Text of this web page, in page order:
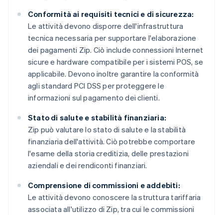
Conformità ai requisiti tecnici e di sicurezza:
Le attività devono disporre dell'infrastruttura
tecnica necessaria per supportare l'elaborazione
dei pagamenti Zip. Ciò include connessioni Internet
sicure e hardware compatibile per i sistemi POS, se
applicabile. Devono inoltre garantire la conformità
agli standard PCI DSS per proteggere le
informazioni sul pagamento dei clienti.
Stato di salute e stabilità finanziaria:
Zip può valutare lo stato di salute e la stabilità
finanziaria dell'attività. Ciò potrebbe comportare
l'esame della storia creditizia, delle prestazioni
aziendali e dei rendiconti finanziari.
Comprensione di commissioni e addebiti:
Le attività devono conoscere la struttura tariffaria
associata all'utilizzo di Zip, tra cui le commissioni